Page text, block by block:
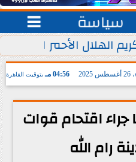
سياسة 
الهلال الأحمر
04:56 مـ بتوقيت القاهرة
جراء اقتحام قوات
رام الله